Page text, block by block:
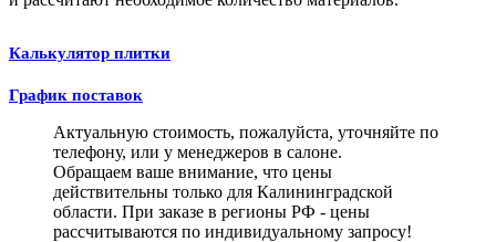
Калькулятор плитки
График поставок
Актуальную стоимость, пожалуйста, уточняйте по
телефону, или у менеджеров в салоне.
Обращаем ваше внимание, что цены
действительны только для Калининградской
области. При заказе в регионы РФ - цены
рассчитываются по индивидуальному запросу!